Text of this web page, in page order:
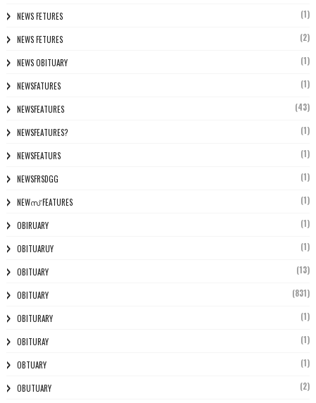
NEWS FETURES (1)
NEWS FETURES (2)
NEWS OBITUARY (1)
NEWSFATURES (1)
NEWSFEATURES (43)
NEWSFEATURES? (1)
NEWSFEATURS (1)
NEWSFRSDGG (1)
NEWസ് FEATURES (1)
OBIRUARY (1)
OBITUARUY (1)
OBITUARY (13)
OBITUARY (831)
OBITURARY (1)
OBITURAY (1)
OBTUARY (1)
OBUTUARY (2)